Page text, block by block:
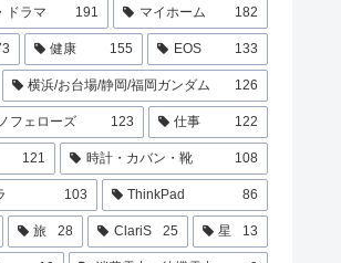
ドラマ 191 マイホーム 182
健康 155 EOS 133
横浜/お台場/静岡/福岡ガンダム 126
フェローズ 123 仕事 122
121 時計・カバン・靴 108
103 ThinkPad 86
旅 28 ClariS 25 星 13